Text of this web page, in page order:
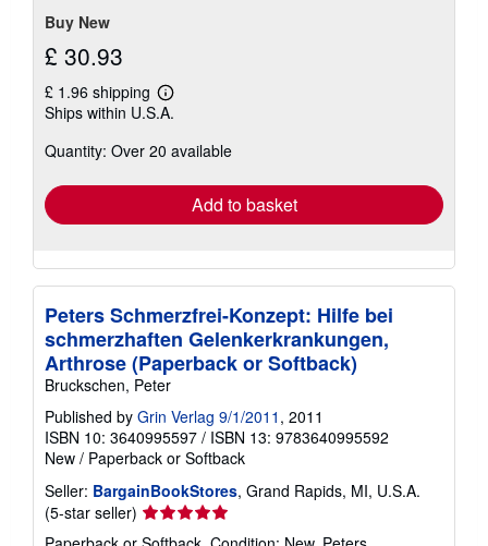
Buy New
£ 30.93
£ 1.96 shipping
Learn
more
shipping
Ships within U.S.A.
Quantity: Over 20 available
Add to basket
Peters Schmerzfrei-Konzept: Hilfe bei
schmerzhaften Gelenkerkrankungen,
Arthrose (Paperback or Softback)
Bruckschen, Peter
Published by Grin Verlag 9/1/2011 , 2011
ISBN 10: 3640995597 / ISBN 13: 9783640995592
New / Paperback or Softback
Seller: BargainBookStores, Grand Rapids, MI, U.S.A.
(5-star seller) Seller
rating